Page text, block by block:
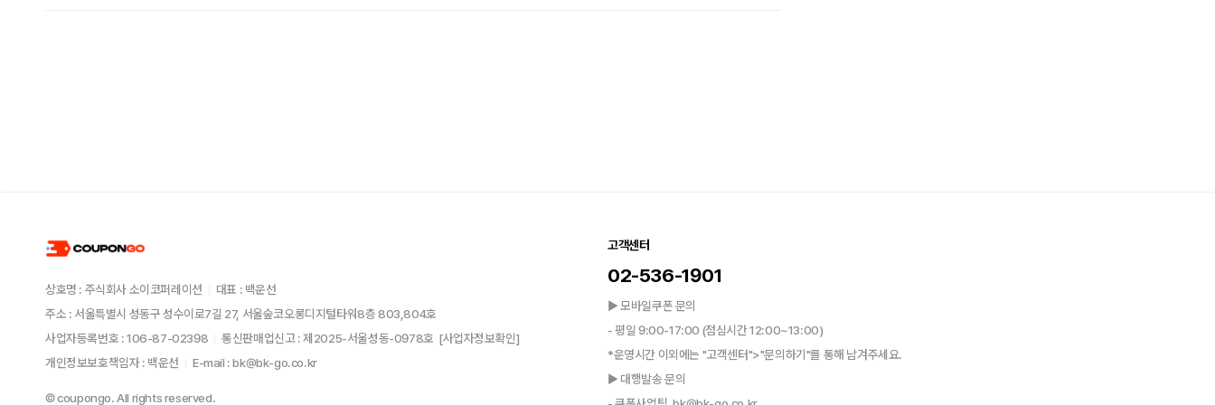
상호명 : 주식회사 소이코퍼레이션
대표 : 백운선
주소 : 서울특별시 성동구 성수이로7길 27, 서울숲코오롱디지털타워8층 803,804호
사업자등록번호 : 106-87-02398
통신판매업신고 : 제2025-서울성동-0978호 [사업자정보확인]
개인정보보호책임자 : 백운선
E-mail : bk@bk-go.co.kr
© coupongo. All rights reserved.
고객센터
02-536-1901
▶ 모바일쿠폰 문의
- 평일 9:00-17:00 (점심시간 12:00~13:00)
*운영시간 이외에는 "고객센터">"문의하기"를 통해 남겨주세요.
▶ 대행발송 문의